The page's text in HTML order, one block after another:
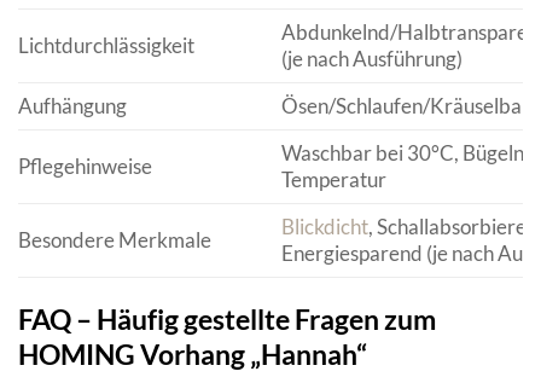
Lichtdurchlässigkeit
Abdunkelnd/
(je nach Ausführung)
Aufhängung
Ösen/Schlaufen/
Pflegehinweise
Waschbar bei 30°C, Bügeln
Temperatur
Besondere Merkmale
Blickdicht,
Energiesparend (je nach
FAQ – Häufig gestellte Fragen zum
HOMING Vorhang „Hannah“